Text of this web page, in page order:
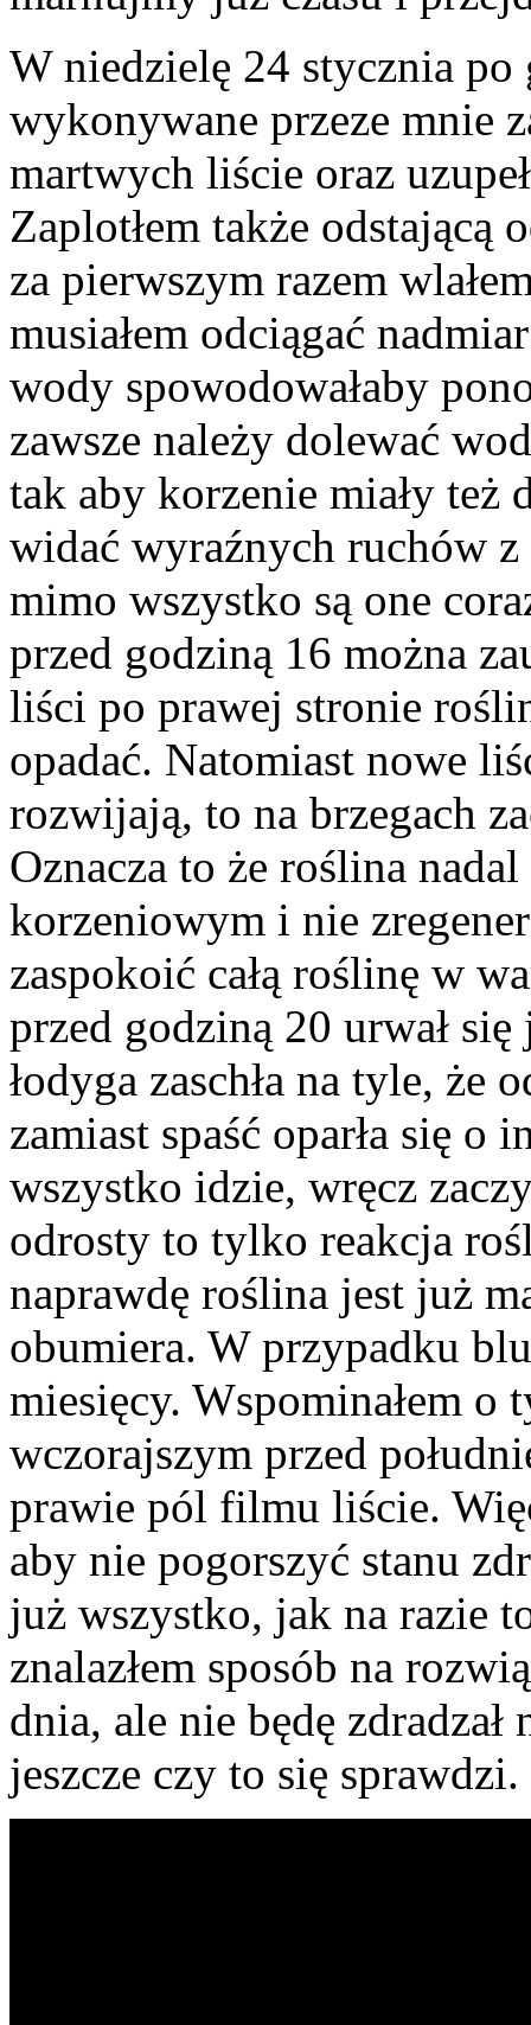
W niedzielę 24 stycznia
wykonywane przeze mnie
martwych liście oraz
Zaplotłem także odstającą
za pierwszym razem
musiałem odciągać
wody spowodowałaby
zawsze należy dolewać
tak aby korzenie miały też
widać wyraźnych ruchów
mimo wszystko są one
przed godziną 16 można
liści po prawej stronie
opadać. Natomiast nowe
rozwijają, to na brzegach
Oznacza to że roślina
korzeniowym i nie
zaspokoić całą roślinę w
przed godziną 20 urwał
łodyga zaschła na tyle, że
zamiast spaść oparła się o
wszystko idzie, wręcz
odrosty to tylko reakcja
naprawdę roślina jest już
obumiera. W przypadku
miesięcy. Wspominałem
wczorajszym przed
prawie pól filmu liście.
aby nie pogorszyć stanu
już wszystko, jak na razie
znalazłem sposób na
dnia, ale nie będę zdradzał
jeszcze czy to się sprawdzi.